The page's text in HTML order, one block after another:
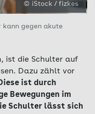
kann gegen akute
© iStock / fizkes
ist die Schulter auf
Dazu zählt vor
ist durch
Bewegungen im
Schulter lässt sich